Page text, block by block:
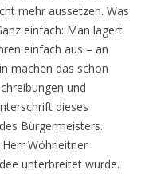
mehr aussetzen. Was
einfach: Man lagert
einfach aus – an
machen das schon
und
dieses
Bürgermeisters.
Herr Wöhrleitner
unterbreitet wurde.